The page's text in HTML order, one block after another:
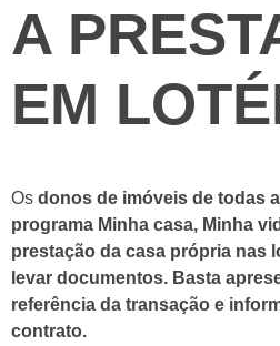
A
EM
Os donos de imóveis de todas
programa Minha casa, Minha
prestação da casa própria nas
levar documentos. Basta
referência da transação e
contrato.